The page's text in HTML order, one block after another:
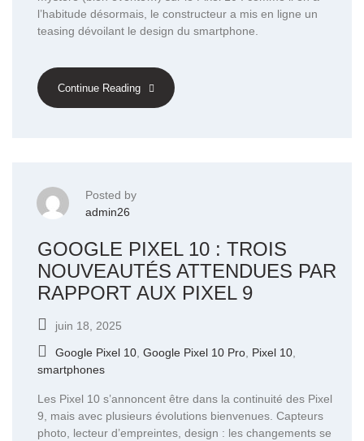
l’habitude désormais, le constructeur a mis en ligne un
teasing dévoilant le design du smartphone.
Continue Reading
Posted by
admin26
GOOGLE PIXEL 10 : TROIS
NOUVEAUTÉS ATTENDUES PAR
RAPPORT AUX PIXEL 9
juin 18, 2025
Google Pixel 10, Google Pixel 10 Pro, Pixel 10,
smartphones
Les Pixel 10 s’annoncent être dans la continuité des Pixel
9, mais avec plusieurs évolutions bienvenues. Capteurs
photo, lecteur d’empreintes, design : les changements se